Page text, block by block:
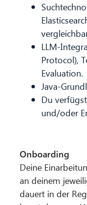
LLM-
Protocol),
Evaluation.
Java-
Du
und/oder
Onboarding
Deine
an deinem
dauert in der